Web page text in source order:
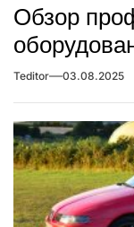
Обзор
Teditor 03.08.2025